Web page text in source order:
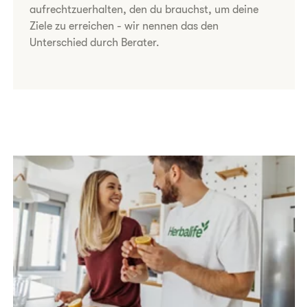
aufrechtzuerhalten, den du brauchst, um deine
Ziele zu erreichen - wir nennen das den
Unterschied durch Berater.